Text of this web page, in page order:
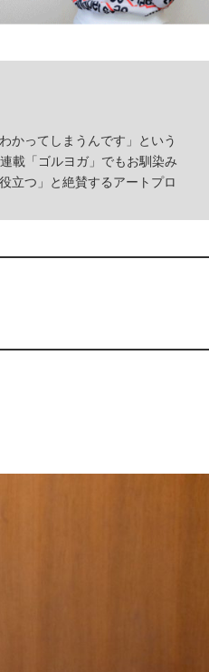
かってしまうんです」という
載「ゴルヨガ」でもお馴染み
立つ」と絶賛するアートプロ